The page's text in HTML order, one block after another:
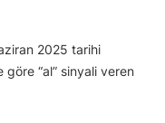
2025 tarihi
“al” sinyali veren